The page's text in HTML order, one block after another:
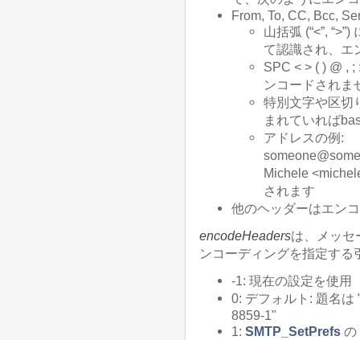
From, To, CC, Bcc,
山括弧 (“<”,
て認識され、エ
SPC < > ( ) @ ,
ンコードされま
特別文字や区切
まれていれば
アドレスの例:
Michele
されます
他のヘッダーはエン
encodeHeadersは、メッセ
ンコーディングを指定す
-1: 現在の設定を使用
0: デフォルト: 題名
8859-1"
1: SMTP_SetPrefs の